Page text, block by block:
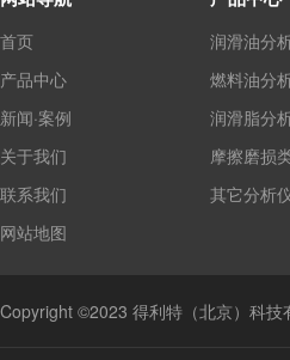
首页
产品中心
新闻·案例
关于我们
联系我们
网站地图
润滑油分
燃料油分
润滑脂分
摩擦磨损
其它分析
Copyright ©2023 得利特（北京）科技